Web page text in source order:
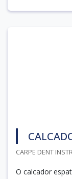
CARPE DENT
O calcador